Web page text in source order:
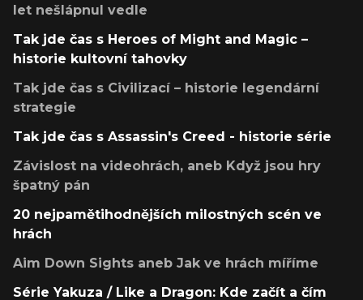
let nešlápnul vedle
Tak jde čas s Heroes of Might and Magic –
historie kultovní tahovky
Tak jde čas s Civilizací – historie legendární
strategie
Tak jde čas s Assassin's Creed - historie série
Závislost na videohrách, aneb Když jsou hry
špatný pán
20 nejpamětihodnějších milostných scén ve
hrách
Aim Down Sights aneb Jak ve hrách míříme
Série Yakuza / Like a Dragon: Kde začít a čím